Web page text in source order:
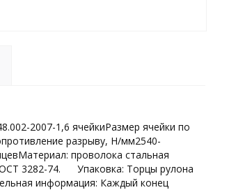
2007-1,6 ячейкиРазмер ячейки по
разрыву, Н/мм2540-
проволока стальная
3282-74. Упаковка: Торцы рулона
информация: Каждый конец